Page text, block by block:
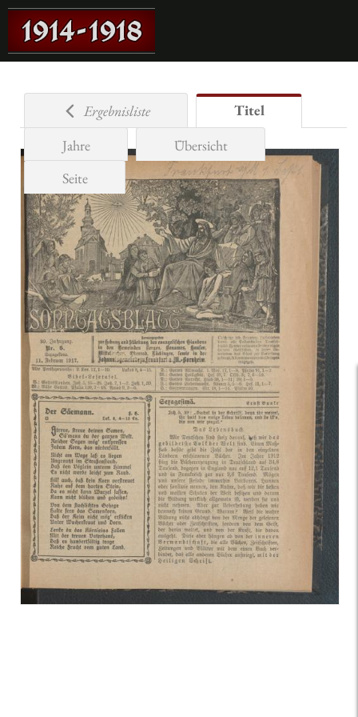
Ergebnisliste
Titel
Jahre
Übersicht
Seite